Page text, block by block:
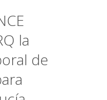
la
de